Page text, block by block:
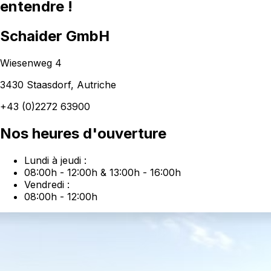
entendre !
Schaider GmbH
Wiesenweg 4
3430 Staasdorf, Autriche
+43 (0)2272 63900
Nos heures d'ouverture
Lundi à jeudi :
08:00h - 12:00h & 13:00h - 16:00h
Vendredi :
08:00h - 12:00h